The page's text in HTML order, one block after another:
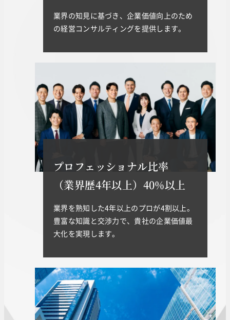
業界の知見に基づき、企業価値向上のため
の経営コンサルティングを提供します。
プロフェッショナル比率
（業界歴4年以上）40%以上
業界を熟知した4年以上のプロが4割以上。
豊富な知識と交渉力で、貴社の企業価値最
大化を実現します。